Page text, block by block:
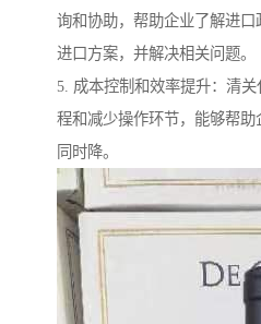
询和协助，帮助企业了解进
进口方案，并解决相关问题。
5. 成本控制和效率提升：清
程和减少操作环节，能够帮助
同时降。